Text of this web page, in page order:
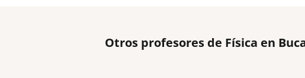
Otros profesores de Física en